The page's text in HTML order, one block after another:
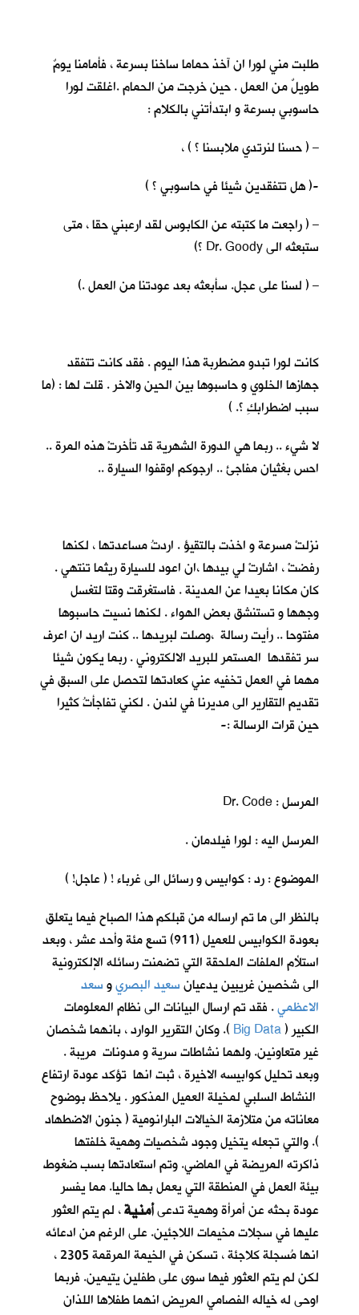
طلبت مني لورا ان آخذ حماما ساخنا بسرعة ، فأمامنا يومٌ
طويلٌ من العمل . حين خرجت من الحمام .اغلقت لورا
حاسوبي بسرعة و ابتدأتني بالكلام :
– ( حسنا لنرتدي ملابسنا ؟ ) ،
-( هل تتفقدين شيئا في حاسوبي ؟ )
– ( راجعت ما كتبته عن الكابوس لقد ارعبني حقا ، متى
ستبعثه الى Dr. Goody ؟)
– ( لسنا على عجل. سأبعثه بعد عودتنا من العمل .)
كانت لورا تبدو مضطربة هذا اليوم . فقد كانت تتفقد
جهازها الخلوي و حاسبوها بين الحين والاخر . قلت لها : (ما
سبب اضطرابكِ ؟. )
لا شيء .. ربما هي الدورة الشهرية قد تأخرتْ هذه المرة ..
احس بغثيان مفاجئ .. ارجوكم اوقفوا السيارة ..
نزلتْ مسرعة و اخذت بالتقيؤ . اردتُ مساعدتها ، لكنها
رفضتْ ، اشارتْ لي بيدها ،ان اعود للسيارة ريثما تنتهي .
كان مكانا بعيدا عن المدينة . فاستغرقت وقتا لتغسل
وجهها و تستنشق بعض الهواء . لكنها نسيت حاسبوها
مفتوحا .. رأيت رسالة ،وصلت لبريدها .. كنت اريد ان اعرف
سر تفقدها المستمر للبريد الالكتروني . ربما يكون شيئا
مهما في العمل تخفيه عني كعادتها لتحصل على السبق في
تقديم التقارير الى مديرنا في لندن . لكني تفاجأتُ كثيرا
حين قرات الرسالة :-
المرسل : Dr. Code
المرسل اليه : لورا فيلدمان .
الموضوع : رد : كوابيس و رسائل الى غرباء ! ( عاجل! )
بالنظر الى ما تم ارساله من قبلكم هذا الصباح فيما يتعلق
بعودة الكوابيس للعميل (911) تسع مئة وأحد عشر ، وبعد
استلأم الملفات الملحقة التي تضمنت رسائله الإلكترونية
الى شخصين غريبين يدعيانسعيد البصريوسعد
الاعظمي. فقد تم ارسال البيانات الى نظام المعلومات
الكبير (Big Data ). وكان التقرير الوارد ، بانهما شخصان
غير متعاونين. ولهما نشاطات سرية و مدونات مريبة .
وبعد تحليل كوابيسه الاخيرة ، ثبت انها تؤكد عودة ارتفاع
النشاط السلبي لمخيلة العميل المذكور . يلاحظ بوضوح
معاناته من متلازمة الخيالات البارانومية ( جنون الاضطهاد
). والتي تجعله يتخيل وجود شخصيات وهمية خلفتها
ذاكرته المريضة في الماضي. وتم استعادتها بسب ضغوط
بيئة العمل في المنطقة التي يعمل بها حاليا. مما يفسر
عودة بحثه عن أمرأة وهمية تدعىأمنية، لم يتم العثور
عليها في سجلات مخيمات اللاجئين. على الرغم من ادعائه
انها مُسجلة كلاجئة ، تسكن في الخيمة المرقمة 2305 ،
لكن لم يتم العثور فيها سوى على طفلين يتيمين. فربما
اوحى له خياله الفصامي المريض انهما طفلاها اللذان